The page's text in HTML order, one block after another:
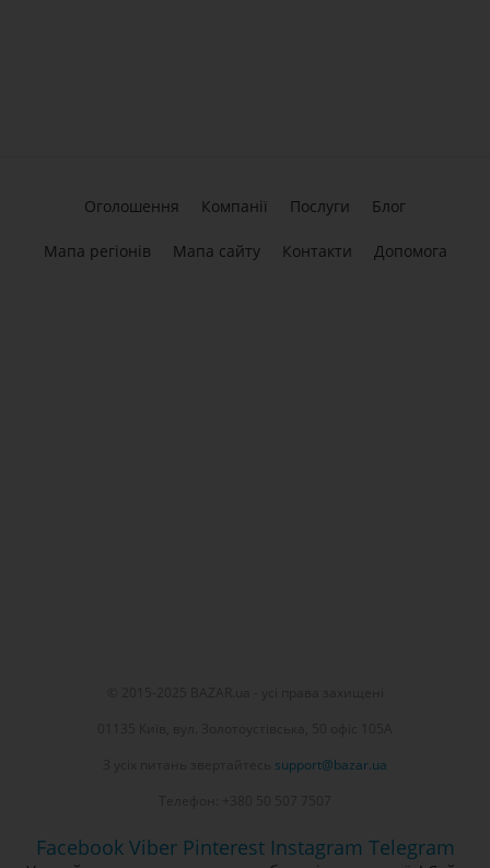
support@bazar.ua
Оголошення Компанії Послуги Блог
Мапа регіонів Мапа сайту Контакти Допомога
Facebook Viber Pinterest Instagram Telegram